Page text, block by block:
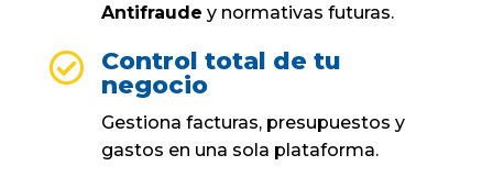
Antifraude y normativas futuras.

Control total de tu
negocio
Gestiona facturas, presupuestos y
gastos en una sola plataforma.